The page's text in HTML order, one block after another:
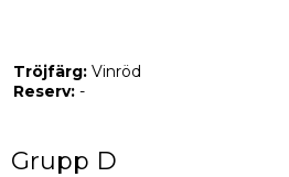
Tröjfärg: Vinröd
Reserv: -
Grupp D